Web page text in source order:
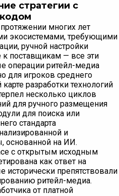
стратегии с
многих лет
экосистемами, требующими
ручной настройки
к поставщикам — все эти
операции ритейл-медиа
для игроков среднего
разработки технологий
несколько циклов
для ручного размещения
для поиска или
стандарта
и
основанной на ИИ.
с открытым исходным
как ответ на
препятствовали
ритейл-медиа.
от платной